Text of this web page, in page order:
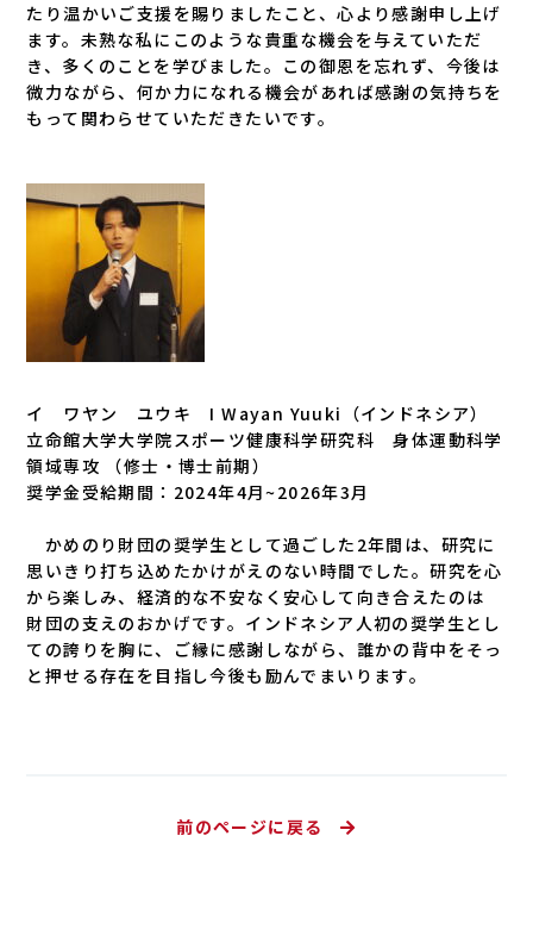
たり温かいご支援を賜りましたこと、心より感謝申し上げ
ます。未熟な私にこのような貴重な機会を与えていただ
き、多くのことを学びました。この御恩を忘れず、今後は
微力ながら、何か力になれる機会があれば感謝の気持ちを
もって関わらせていただきたいです。
イ ワヤン ユウキ I Wayan Yuuki（インドネシア）
立命館大学大学院スポーツ健康科学研究科 身体運動科学
領域専攻 （修士・博士前期）
奨学金受給期間：2024年4月~2026年3月
かめのり財団の奨学生として過ごした2年間は、研究に
思いきり打ち込めたかけがえのない時間でした。研究を心
から楽しみ、経済的な不安なく安心して向き合えたのは
財団の支えのおかげです。インドネシア人初の奨学生とし
ての誇りを胸に、ご縁に感謝しながら、誰かの背中をそっ
と押せる存在を目指し今後も励んでまいります。
前のページに戻る